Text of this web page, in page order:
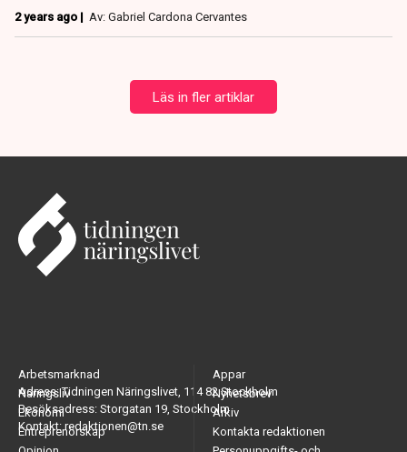
2 years ago | Av: Gabriel Cardona Cervantes
Läs in fler artiklar
Adress: Tidningen Näringslivet, 114 82 Stockholm
Besöksadress: Storgatan 19, Stockholm
Kontakt: redaktionen@tn.se
Arbetsmarknad
Näringsliv
Ekonomi
Entreprenörskap
Appar
Nyhetsbrev
Arkiv
Kontakta redaktionen